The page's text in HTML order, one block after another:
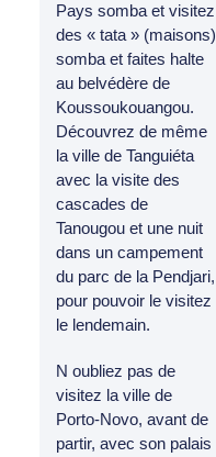
Pays somba et visitez
des « tata » (maisons)
somba et faites halte
au belvédère de
Koussoukouangou.
Découvrez de même
la ville de Tanguiéta
avec la visite des
cascades de
Tanougou et une nuit
dans un campement
du parc de la Pendjari,
pour pouvoir le visitez
le lendemain.
N oubliez pas de
visitez la ville de
Porto-Novo, avant de
partir, avec son palais